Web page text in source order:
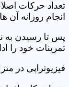
تعداد حرکات
انجام روزانه
پس تا رسیدن به
تمرینات خود را
فیزیوتراپی در